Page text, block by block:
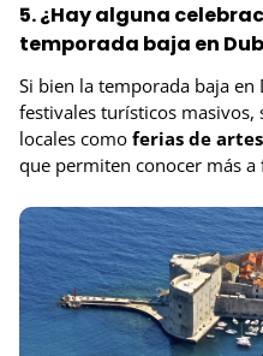
5. ¿Hay alguna
temporada baja en
Si bien la temporada baja
festivales turísticos
locales como ferias de
que permiten conocer más